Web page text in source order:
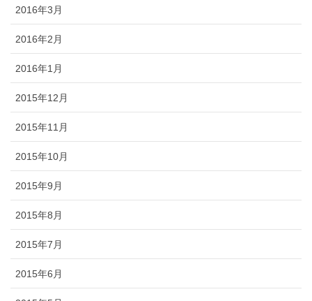
2016年3月
2016年2月
2016年1月
2015年12月
2015年11月
2015年10月
2015年9月
2015年8月
2015年7月
2015年6月